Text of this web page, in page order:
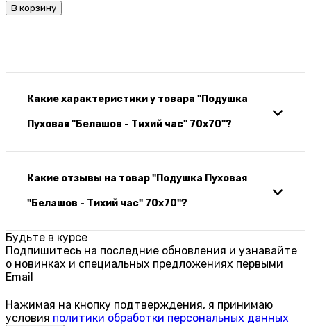
В корзину
Какие характеристики у товара "Подушка
Пуховая "Белашов - Тихий час" 70х70"?
Какие отзывы на товар "Подушка Пуховая
"Белашов - Тихий час" 70х70"?
Будьте в курсе
Подпишитесь на последние обновления и узнавайте
о новинках и специальных предложениях первыми
Email
Нажимая на кнопку подтверждения, я принимаю
условия политики обработки персональных данных